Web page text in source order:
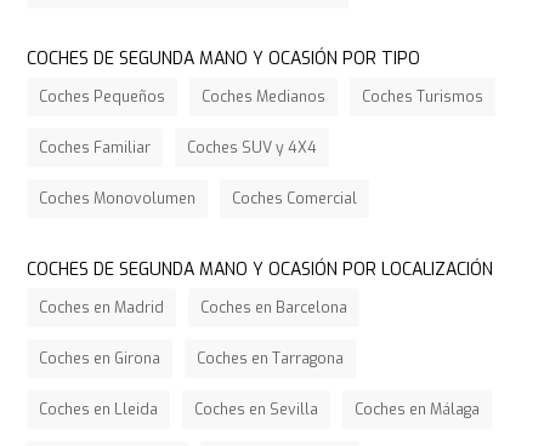
COCHES DE SEGUNDA MANO Y OCASIÓN POR TIPO
Coches Pequeños Coches Medianos Coches Turismos
Coches Familiar Coches SUV y 4X4
Coches Monovolumen Coches Comercial
COCHES DE SEGUNDA MANO Y OCASIÓN POR LOCALIZACIÓN
Coches en Madrid Coches en Barcelona
Coches en Girona Coches en Tarragona
Coches en Lleida Coches en Sevilla Coches en Málaga